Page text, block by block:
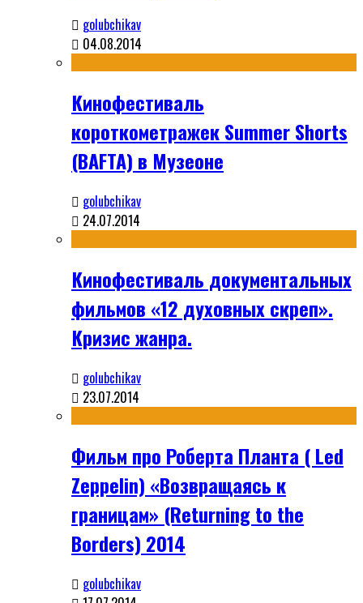
golubchikav
04.08.2014
Кинофестиваль
короткометражек Summer Shorts
(BAFTA) в Музеоне
golubchikav
24.07.2014
Кинофестиваль документальных
фильмов «12 духовных скреп».
Кризис жанра.
golubchikav
23.07.2014
Фильм про Роберта Планта ( Led
Zeppelin) «Возвращаясь к
границам» (Returning to the
Borders) 2014
golubchikav